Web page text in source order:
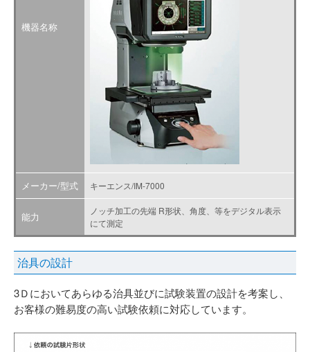
機器名称
メーカー/型式 キーエンス/IM-7000
能力
ノッチ加工の先端 R形状、角度、等をデジタル表示
にて測定
治具の設計
3Ｄにおいてあらゆる治具並びに試験装置の設計を考案し、
お客様の難易度の高い試験依頼に対応しています。